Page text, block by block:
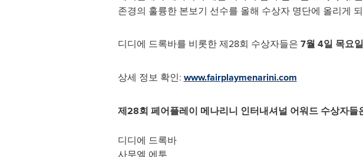
존경의 훌륭한 본보기 선수를 올해 수상자 명단에 올리게
디디에 드록바를 비롯한 제28회 수상자들은 7월 4일 목요일
상세 정보 확인: www.fairplaymenarini.com
제28회 페어플레이 메나리니 인터내셔널 어워드 수상자들
디디에 드록바
사무엘 에투